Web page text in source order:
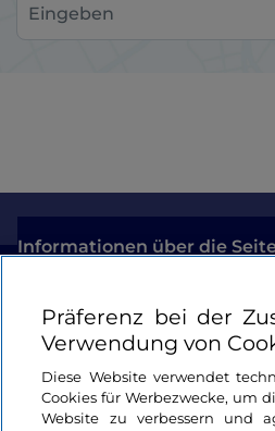
Informationen über die
Nützliche Links
Login
Bleiben wir in Kontakt
Präferenz bei der
Verwendung von
Diese Website verwendet
Cookies für Werbezwecke, um
Website zu verbessern und